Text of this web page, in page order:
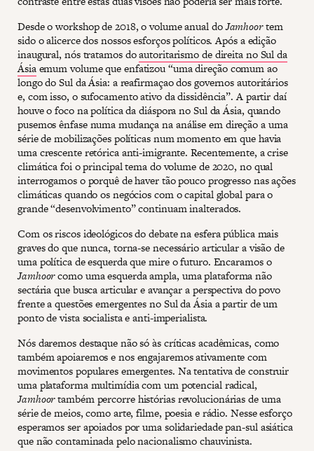
Desde o workshop de 2018, o volume anual doJamhoortem
sido o alicerce dos nossos esforços políticos. Após a edição
inaugural, nós tratamos doautoritarismo de direita no Sul da
Ásiaemum volume que enfatizou “uma direção comum ao
longo do Sul da Ásia: a reafirmaçao dos governos autoritários
e, com isso, o sufocamento ativo da dissidência”. A partir daí
houve o foco na política da diáspora no Sul da Ásia, quando
pusemos ênfase numa mudança na análise em direção a uma
série de mobilizações políticas num momento em que havia
uma crescente retórica anti-imigrante. Recentemente, a crise
climática foi o principal tema do volume de 2020, no qual
interrogamos o porquê de haver tão pouco progresso nas ações
climáticas quando os negócios com o capital global para o
grande “desenvolvimento” continuam inalterados.
Com os riscos ideológicos do debate na esfera pública mais
graves do que nunca, torna-se necessário articular a visão de
uma política de esquerda que mire o futuro. Encaramos o
Jamhoorcomo uma esquerda ampla, uma plataforma não
sectária que busca articular e avançar a perspectiva do povo
frente a questões emergentes no Sul da Ásia a partir de um
ponto de vista socialista e anti-imperialista.
Nós daremos destaque não só às críticas acadêmicas, como
também apoiaremos e nos engajaremos ativamente com
movimentos populares emergentes. Na tentativa de construir
uma plataforma multimídia com um potencial radical,
Jamhoortambém percorre histórias revolucionárias de uma
série de meios, como arte, filme, poesia e rádio. Nesse esforço
esperamos ser apoiados por uma solidariedade pan-sul asiática
que não contaminada pelo nacionalismo chauvinista.